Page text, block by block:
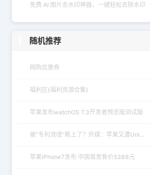
免费 AI 图片去水印神器，一键轻松去除水印
随机推荐
网购优惠券
福利区(福利资源合集)
苹果发布watchOS 7.3开发者预览版测试版
被“专利流氓”赖上了？外媒：苹果又遭Uni...
苹果iPhone7发布 中国首发售价5388元